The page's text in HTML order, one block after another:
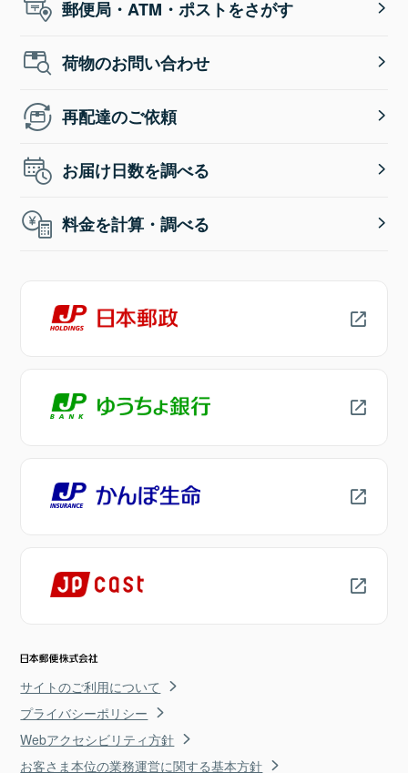
郵便局・ATM・ポストをさがす
荷物のお問い合わせ
再配達のご依頼
お届け日数を調べる
料金を計算・調べる
サイトのご利用について
プライバシーポリシー
Webアクセシビリティ方針
お客さま本位の業務運営に関する基本方針